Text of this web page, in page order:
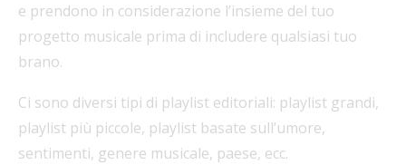
e prendono in considerazione l’insieme del tuo
progetto musicale prima di includere qualsiasi tuo
brano.
Ci sono diversi tipi di playlist editoriali: playlist grandi,
playlist più piccole, playlist basate sull’umore,
sentimenti, genere musicale, paese, ecc.